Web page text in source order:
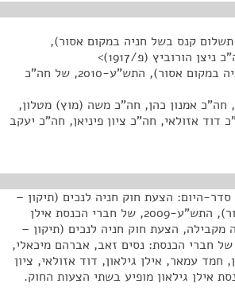
קנס בשל חניה במקום אסור),
<הצעת חוק חניה לנכים (תיקון- דו"ח חניה במקום אסור), התש"ע-2010, של חה"כ
חה"כ אמנון כהן, חה"כ משה (מוץ) מטלון,
אזולאי, חה"כ ציון פיניאן, חה"כ יעקב
היום: הצעת חוק חניה לנכים (תיקון –
הודעת תשלום קנס בשל חניה במקום אסור), התש"ע-2009, של חברי הכנסת אילן
(פ/1917); וכן הצעה מקבילה, הצעת חוק חניה לנכים (תיקון –
חניה במקום אסור), התש"ע-2010, של חברי הכנסת: נסים זאב, אברהם מיכאלי,
חמד עמאר, אילן גילאון, דוד אזולאי, ציון
אילן גילאון מופיע בשתי הצעות החוק.